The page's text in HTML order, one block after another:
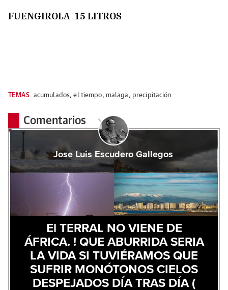
FUENGIROLA 15 LITROS
TEMAS acumulados,el tiempo, malaga , precipitación
Comentarios
Jose Luis Escudero Gallegos
El TERRAL NO VIENE DE
ÁFRICA. ! QUE ABURRIDA SERIA
LA VIDA SI TUVIÉRAMOS QUE
SUFRIR MONÓTONOS CIELOS
DESPEJADOS DÍA TRAS DÍA (